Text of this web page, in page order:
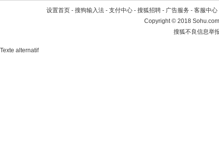
设置首页 - 搜狗输入法 - 支付中心 - 搜狐招聘 - 广告服务 - 客服中心
Copyright©2018
搜狐不良信息举
Texte alternatif